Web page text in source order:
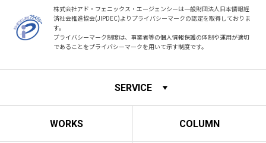
株式会社アド・フェニックス・エージェンシーは一般財団法人日本情報経
済社会推進協会(JIPDEC)より プライバシーマークの認定を取得しておりま
す。
プライバシーマーク制度は、事業者等の個人情報保護の体制や運用が適切
であることをプライバシーマークを用いて示す制度です。
SERVICE
WORKS COLUMN